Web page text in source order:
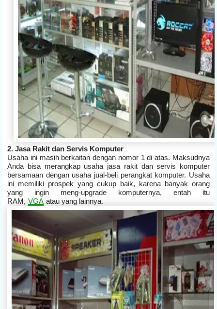
2. Jasa Rakit dan Servis Komputer
Usaha ini masih berkaitan dengan nomor 1 di atas. Maksudnya
Anda bisa merangkap usaha jasa rakit dan servis komputer
bersamaan dengan usaha jual-beli perangkat komputer. Usaha
ini memiliki prospek yang cukup baik, karena banyak orang
yang ingin meng-upgrade komputernya, entah itu
RAM, VGA atau yang lainnya.